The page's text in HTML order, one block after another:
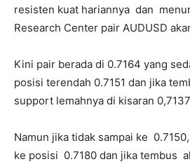
resisten kuat hariannya dan
Research Center pair AUDUSD
Kini pair berada di 0.7164 yang
posisi terendah 0.7151 dan jika
support lemahnya di kisaran
Namun jika tidak sampai ke
ke posisi 0.7180 dan jika tembus